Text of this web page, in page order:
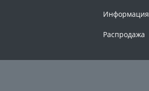
Информация
Распродажа